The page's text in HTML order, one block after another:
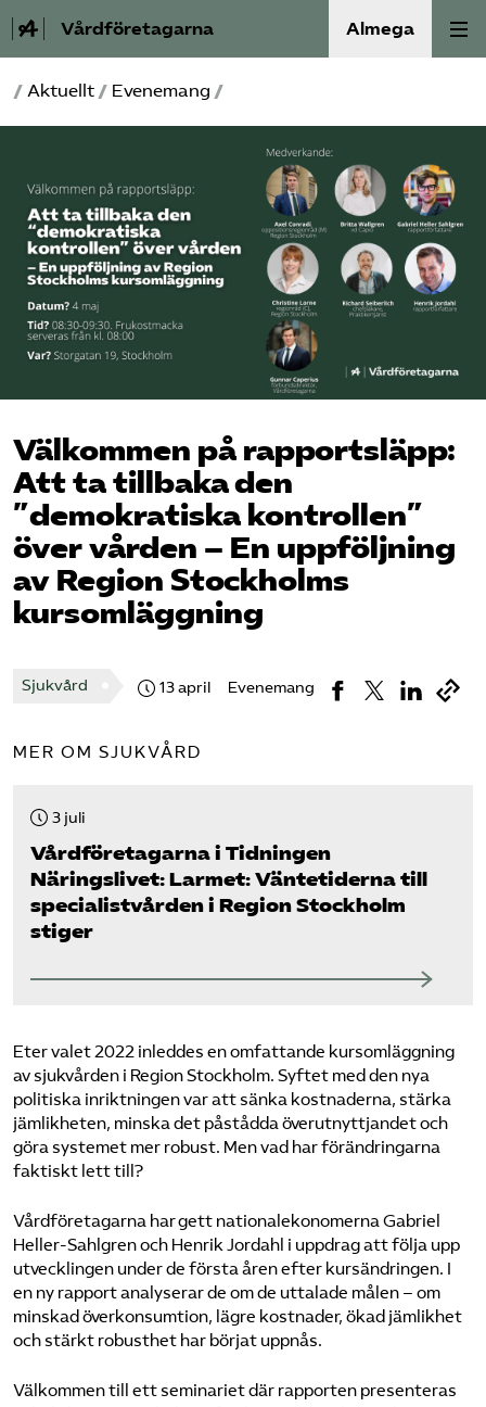
Vårdföretagarna Almega
Välfärdskriminalitet
Medlemskap
Aktiviteter
Våra frågor
Kontakt
Pressrum
Mina sidor
Privat Vårdfakta
Logga in på Arbetsgivarguiden
Sök på vardforetagarna.se
Press
/ Aktuellt / Evenemang /
Välkommen på rapportsläpp:
Att ta tillbaka den
”demokratiska kontrollen”
över vården – En uppföljning
av Region Stockholms
kursomläggning
Sjukvård 13 april Evenemang
MER OM SJUKVÅRD
3 juli
Vård­företagarna i Tidningen
Näringslivet: Larmet: Väntetiderna till
specialistvården i Region Stockholm
stiger
Eter valet 2022 inleddes en omfattande kursomläggning
av sjukvården i Region Stockholm. Syftet med den nya
politiska inriktningen var att sänka kostnaderna, stärka
jämlikheten, minska det påstådda överutnyttjandet och
göra systemet mer robust. Men vad har förändringarna
faktiskt lett till?
Vårdföretagarna har gett nationalekonomerna Gabriel
Heller-Sahlgren och Henrik Jordahl i uppdrag att följa upp
utvecklingen under de första åren efter kursändringen. I
en ny rapport analyserar de om de uttalade målen – om
minskad överkonsumtion, lägre kostnader, ökad jämlikhet
och stärkt robusthet har börjat uppnås.
Välkommen till ett seminariet där rapporten presenteras